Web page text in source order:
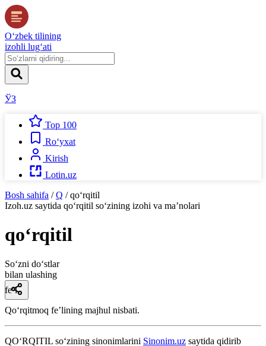
O‘zbek tilining
izohli lug‘ati
ЎЗ
Top 100
Ro‘yxat
Kirish
Lotin.uz
Bosh sahifa / Q / qo‘rqitil
Izoh.uz saytida qo‘rqitil so‘zining izohi va ma’nolari
qo‘rqitil
So‘zni do‘stlar
bilan ulashing
fe’l
Qoʻrqitmoq feʼlining majhul nisbati.
QO‘RQITIL so‘zining sinonimlarini Sinonim.uz saytida qidirib